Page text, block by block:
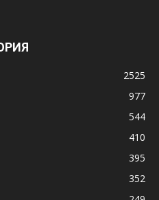
2525
977
544
410
395
352